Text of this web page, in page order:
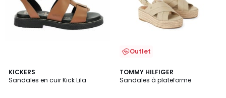
KICKERS
Sandales en cuir Kick Lila
3,4
/ 5
2
Couleurs
Outlet
TOMMY HILFIGER
Sandales à plateforme